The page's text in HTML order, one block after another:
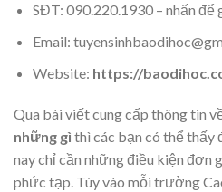
SĐT: 090.220.1930 – nhấn để
Email:
Website: https://
Qua bài viết cung cấp thông tin
những gì thì các bạn có thể thấy
nay chỉ cần những điều kiện đơn
phức tạp. Tùy vào mỗi trường